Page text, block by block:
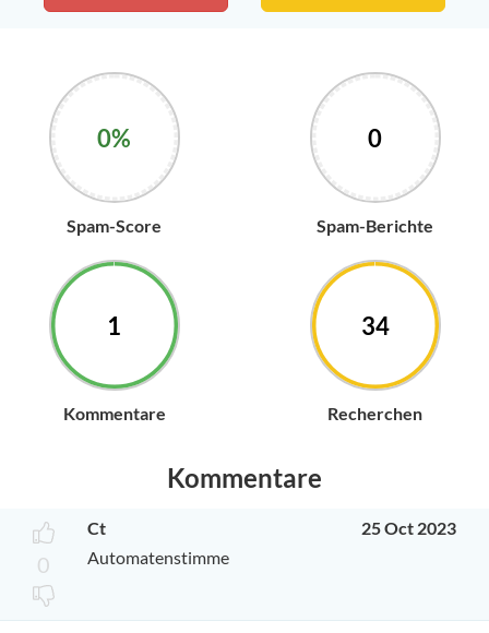
0%
Spam-Score
0
Spam-Berichte
1
Kommentare
34
Recherchen
Kommentare
0
Ct
25 Oct 2023
Automatenstimme